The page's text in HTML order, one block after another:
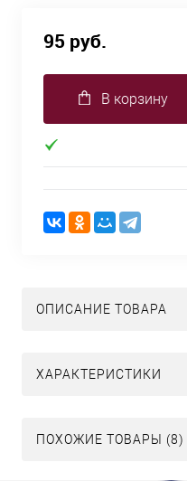
95 руб.
В корзину
ОПИСАНИЕ ТОВАРА
ХАРАКТЕРИСТИКИ
ПОХОЖИЕ ТОВАРЫ (8)